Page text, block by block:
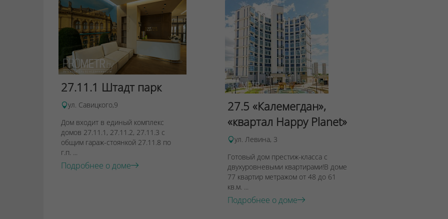
27.11.1 Штадт парк
ул. Савицкого,9
Дом входит в единый комплекс
домов 27.11.1, 27.11.2, 27.11.3 с
общим гараж-стоянкой 27.11.8 по
г.п. ...
Подробнее о доме
27.5 «Калемегдан»,
«квартал Happy Planet»
ул. Левина, 3
Готовый дом престиж-класса с
двухуровневыми квартирами!В доме
77 квартир метражом от 48 до 61
кв.м. ...
Подробнее о доме